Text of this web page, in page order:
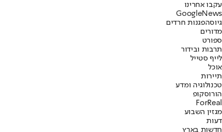
עקבו אחרינו
Googl eNews
גיוסהפגנות חרדים
מדורים
ספורט
תרבות ובידור
לייף סטייל
אוכל
תיירות
טכנולוגיה ומדע
הורוסקופ
ForReal
מגזין השבוע
דעות
חדשות בארץ